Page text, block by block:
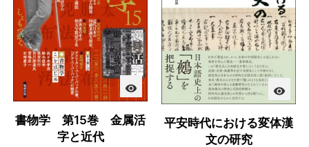
visibility
書物学 第15巻 金属活
字と近代
visibility
平安時代における変体漢
文の研究